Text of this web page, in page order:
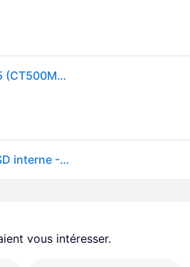
CRUCIAL - Disque SSD Interne - MX500 - 500Go - 25 (CT500MX500SSD1)
Crucial MX500 500Go 3D NAND SATA 2,5 pouces SSD interne - Jusqu’à 560 Mo/s - CT500MX500SSD1
vous intéresser.